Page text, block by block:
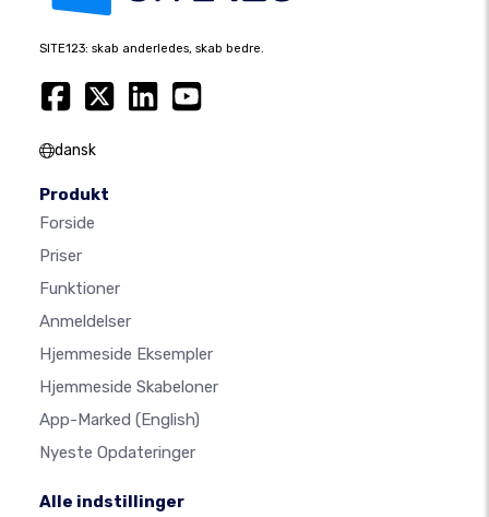
SITE123: skab anderledes, skab bedre.
dansk
Produkt
Forside
Priser
Funktioner
Anmeldelser
Hjemmeside Eksempler
Hjemmeside Skabeloner
App-Marked (English)
Nyeste Opdateringer
Alle indstillinger